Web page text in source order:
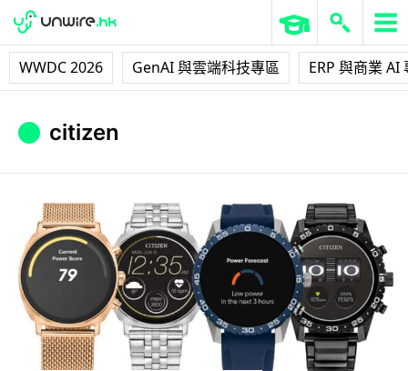
WWDC 2026 GenAI 與雲端科技專區 ERP 與商業 AI
citizen